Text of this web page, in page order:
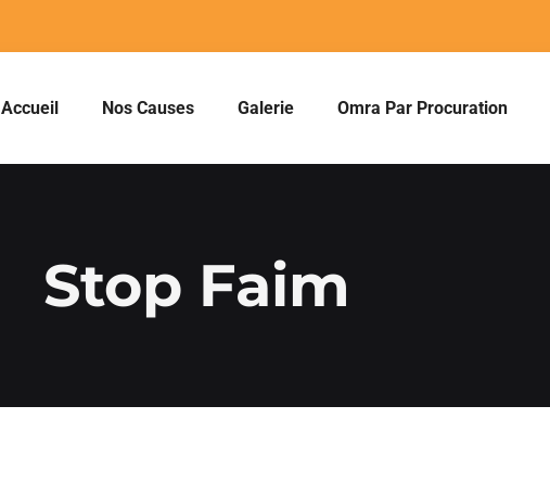
Accueil Nos Causes Galerie Omra Par Procuration
Stop Faim